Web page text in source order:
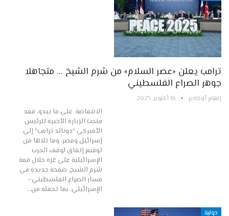
ترامب يعلن «عصر السلام» من شرم الشيخ … متجاهلا
جوهر الصراع الفلسطيني
إلهام أوكادير 16 أكتوبر, 2025
الانتفاضة على ما يبدو، فقد
فتحت الزيارة الأخيرة للرئيس
الأميركي "دونالد ترامب" إلى
إسرائيل ومصر، وما تلاها من
توقيع إتفاق لوقف الحرب
الإسرائيلية على غزة خلال قمة
شرم الشيخ، صفحة جديدة في
مسار الصراع الفلسطيني–
الإسرائيلي، بما تحمله من…
دولية